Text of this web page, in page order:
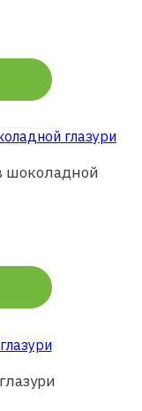
шоколадной